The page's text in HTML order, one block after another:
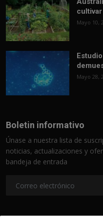
Mayo 10,
Mayo 28,
Boletin informativo
Únase a nuestra lista de
noticias, actualizaciones y
bandeja de entrada